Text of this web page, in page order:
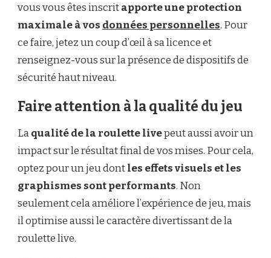
vous vous êtes inscritapporte une protection
maximale à vos données personnelles. Pour
ce faire, jetez un coup d’œil à sa licence et
renseignez-vous sur la présence de dispositifs de
sécurité haut niveau.
Faire attention à la qualité du jeu
Laqualité de la roulette livepeut aussi avoir un
impact sur le résultat final de vos mises. Pour cela,
optez pour un jeu dontles effets visuels et les
graphismes sont performants. Non
seulement cela améliore l’expérience de jeu, mais
il optimise aussi le caractère divertissant de la
roulette live.